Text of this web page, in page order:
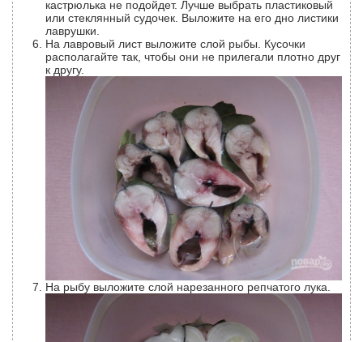
кастрюлька не подойдет. Лучше выбрать пластиковый
или стеклянный судочек. Выложите на его дно листики
лаврушки.
На лавровый лист выложите слой рыбы. Кусочки
располагайте так, чтобы они не прилегали плотно друг
к другу.
На рыбу выложите слой нарезанного репчатого лука.